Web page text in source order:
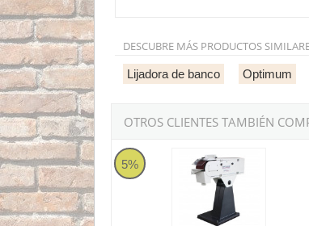
DESCUBRE MÁS PRODUCTOS
Lijadora de banco Optimum
OTROS CLIENTES TAMBIÉN
5%
Lijadora de banda Optimum GBS 150